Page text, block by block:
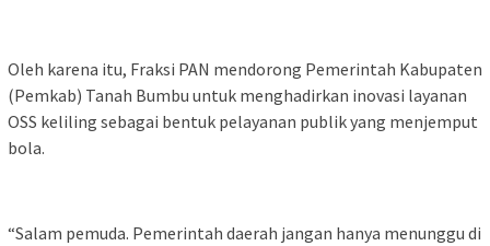
Oleh karena itu, Fraksi PAN mendorong Pemerintah Kabupaten
(Pemkab) Tanah Bumbu untuk menghadirkan inovasi layanan
OSS keliling sebagai bentuk pelayanan publik yang menjemput
bola.
“Salam pemuda. Pemerintah daerah jangan hanya menunggu di